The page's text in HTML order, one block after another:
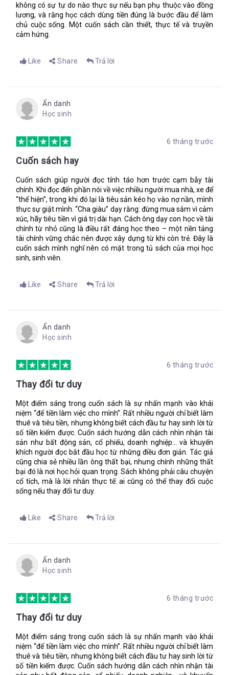
không có sự tự do nào thực sự nếu bạn phụ thuộc vào đồng
lương, và rằng học cách dùng tiền đúng là bước đầu để làm
chủ cuộc sống. Một cuốn sách cần thiết, thực tế và truyền
cảm hứng.
Like Share Trả lời
Ẩn danh
Học sinh
6 tháng trước
Cuốn sách hay
Cuốn sách giúp người đọc tỉnh táo hơn trước cạm bẫy tài
chính. Khi đọc đến phần nói về việc nhiều người mua nhà, xe để
“thể hiện”, trong khi đó lại là tiêu sản kéo họ vào nợ nần, mình
thực sự giật mình. “Cha giàu” dạy rằng: đừng mua sắm vì cảm
xúc, hãy tiêu tiền vì giá trị dài hạn. Cách ông dạy con học về tài
chính từ nhỏ cũng là điều rất đáng học theo – một nền tảng
tài chính vững chắc nên được xây dựng từ khi còn trẻ. Đây là
cuốn sách mình nghĩ nên có mặt trong tủ sách của mọi học
sinh, sinh viên.
Like Share Trả lời
Ẩn danh
Học sinh
6 tháng trước
Thay đổi tư duy
Một điểm sáng trong cuốn sách là sự nhấn mạnh vào khái
niệm “để tiền làm việc cho mình”. Rất nhiều người chỉ biết làm
thuê và tiêu tiền, nhưng không biết cách đầu tư hay sinh lời từ
số tiền kiếm được. Cuốn sách hướng dẫn cách nhìn nhận tài
sản như bất động sản, cổ phiếu, doanh nghiệp… và khuyến
khích người đọc bắt đầu học từ những điều đơn giản. Tác giả
cũng chia sẻ nhiều lần ông thất bại, nhưng chính những thất
bại đó là nơi học hỏi quan trọng. Sách không phải câu chuyện
cổ tích, mà là lời nhắn thực tế: ai cũng có thể thay đổi cuộc
sống nếu thay đổi tư duy.
Like Share Trả lời
Ẩn danh
Học sinh
6 tháng trước
Thay đổi tư duy
Một điểm sáng trong cuốn sách là sự nhấn mạnh vào khái
niệm “để tiền làm việc cho mình”. Rất nhiều người chỉ biết làm
thuê và tiêu tiền, nhưng không biết cách đầu tư hay sinh lời từ
số tiền kiếm được. Cuốn sách hướng dẫn cách nhìn nhận tài